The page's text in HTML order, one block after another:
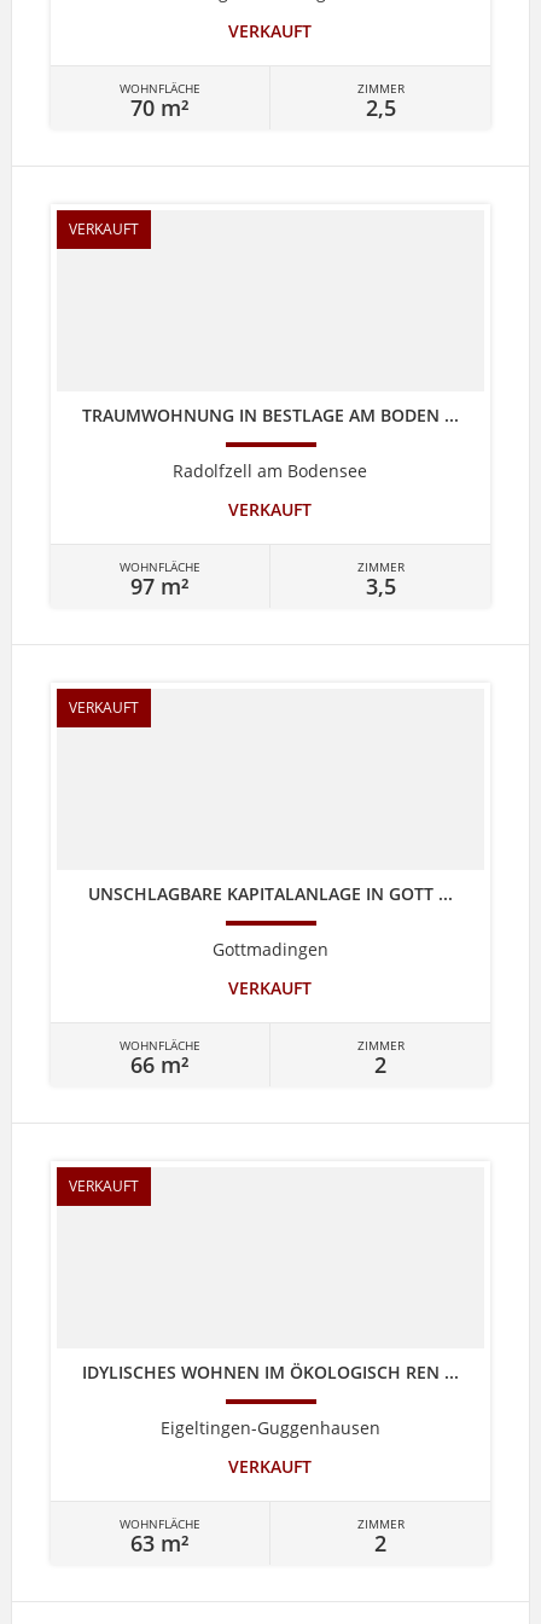
VERKAUFT
WOHNFLÄCHE
70 m²
ZIMMER
2,5
VERKAUFT
TRAUMWOHNUNG IN BESTLAGE AM BODEN ...
Radolfzell am Bodensee
VERKAUFT
WOHNFLÄCHE
97 m²
ZIMMER
3,5
VERKAUFT
UNSCHLAGBARE KAPITALANLAGE IN GOTT ...
Gottmadingen
VERKAUFT
WOHNFLÄCHE
66 m²
ZIMMER
2
VERKAUFT
IDYLISCHES WOHNEN IM ÖKOLOGISCH REN ...
Eigeltingen-Guggenhausen
VERKAUFT
WOHNFLÄCHE
63 m²
ZIMMER
2